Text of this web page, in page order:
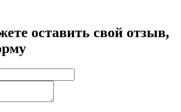
оставить свой отзыв,